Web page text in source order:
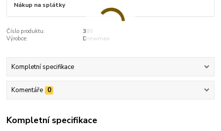
Nákup na splátky
Číslo produktu:
385
Výrobce:
Drewmax
Kompletní specifikace
Komentáře 0
Kompletní specifikace